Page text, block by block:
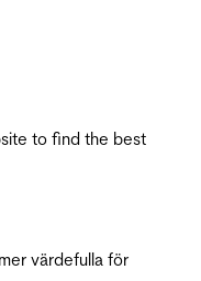
to find the best
värdefulla för